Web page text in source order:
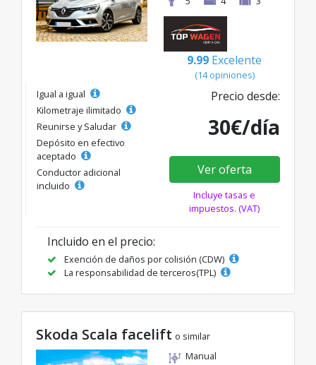
9.99 Excelente
(14 opiniones)
Igual a igual
Kilometraje ilimitado
Reunirse y Saludar
Depósito en efectivo
aceptado
Conductor adicional
incluido
Precio desde:
30€/día
Ver oferta
Incluye tasas e
impuestos. (VAT)
Incluido en el precio:
Exención de daños por colisión (CDW)
La responsabilidad de terceros(TPL)
Skoda Scala facelift o similar
Manual